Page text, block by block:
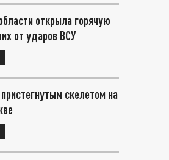
открыла горячую
от ударов ВСУ
скелетом на